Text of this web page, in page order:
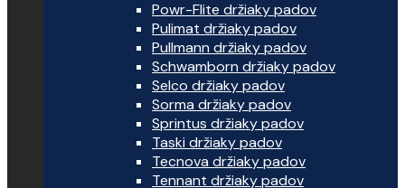
Powr-Flite držiaky padov
Pulimat držiaky padov
Pullmann držiaky padov
Schwamborn držiaky padov
Selco držiaky padov
Sorma držiaky padov
Sprintus držiaky padov
Taski držiaky padov
Tecnova držiaky padov
Tennant držiaky padov